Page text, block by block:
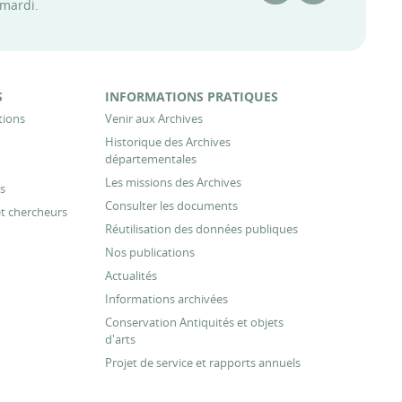
chercheurs
INFORMATIONS PRATIQUES
Venir aux Archives
Historique des Archives
départementales
Les missions des Archives
Consulter les documents
Réutilisation des données publiques
Nos publications
Actualités
Informations archivées
Conservation Antiquités et objets
d'arts
Projet de service et rapports annuels